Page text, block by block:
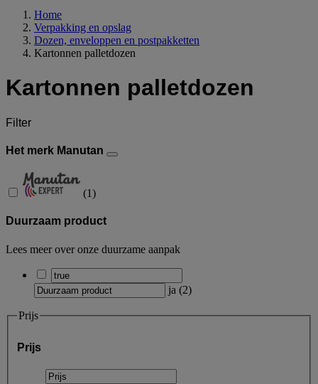
Home
Verpakking en opslag
Dozen, enveloppen en postpakketten
Kartonnen palletdozen
Kartonnen palletdozen
Filter
Het merk Manutan
(1)
Duurzaam product
Lees meer over onze duurzame aanpak
ja (2)
Prijs
Prijs